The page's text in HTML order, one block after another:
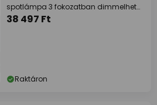
spotlámpa 3 fokozatban dimmelhető
fehér
38 497 Ft
Raktáron